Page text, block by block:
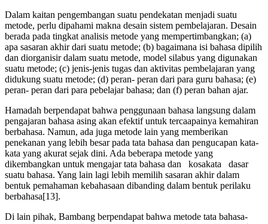
Dalam kaitan pengembangan suatu pendekatan menjadi suatu
metode, perlu dipahami makna desain sistem pembelajaran. Desain
berada pada tingkat analisis metode yang mempertimbangkan; (a)
apa sasaran akhir dari suatu metode; (b) bagaimana isi bahasa dipilih
dan diorganisir dalam suatu metode, model silabus yang digunakan
suatu metode; (c) jenis-jenis tugas dan aktivitas pembelajaran yang
didukung suatu metode; (d) peran- peran dari para guru bahasa; (e)
peran- peran dari para pebelajar bahasa; dan (f) peran bahan ajar.
Hamadah berpendapat bahwa penggunaan bahasa langsung dalam
pengajaran bahasa asing akan efektif untuk tercaapainya kemahiran
berbahasa. Namun, ada juga metode lain yang memberikan
penekanan yang lebih besar pada tata bahasa dan pengucapan kata-
kata yang akurat sejak dini. Ada beberapa metode yang
dikembangkan untuk mengajar tata bahasa dan kosakata dasar
suatu bahasa. Yang lain lagi lebih memilih sasaran akhir dalam
bentuk pemahaman kebahasaan dibanding dalam bentuk perilaku
berbahasa[13].
Di lain pihak, Bambang berpendapat bahwa metode tata bahasa-